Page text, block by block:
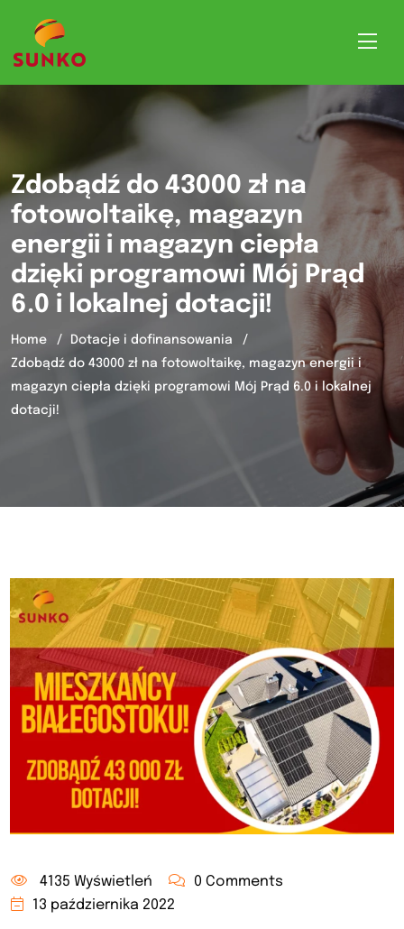
Zdobądź do 43000 zł na
fotowoltaikę, magazyn
energii i magazyn ciepła
dzięki programowi Mój Prąd
6.0 i lokalnej dotacji!
Home
Dotacje i dofinansowania
Zdobądź do 43000 zł na fotowoltaikę, magazyn energii i
magazyn ciepła dzięki programowi Mój Prąd 6.0 i lokalnej
dotacji!
4135 Wyświetleń
0 Comments
13 października 2022